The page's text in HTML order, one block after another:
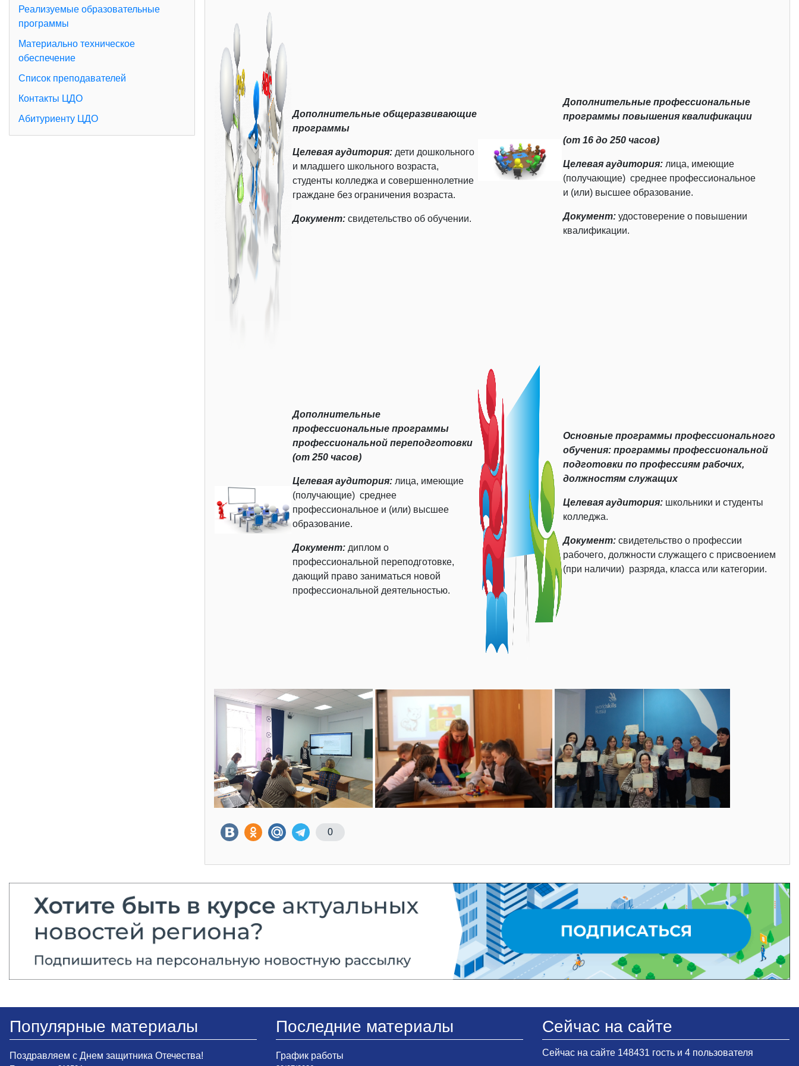
Реализуемые образовательные
программы
Материально техническое
обеспечение
Список преподавателей
Контакты ЦДО
Абитуриенту ЦДО
Дополнительные общеразвивающие
программы
Целевая аудитория:дети дошкольного
и младшего школьного возраста,
студенты колледжа и совершеннолетние
граждане без ограничения возраста.
Документ:свидетельство об обучении.
Дополнительные профессиональные
программы повышения квалификации
(от 16 до 250 часов)
Целевая аудитория:лица, имеющие
(получающие) среднее профессиональное
и (или) высшее образование.
Документ:удостоверение о повышении
квалификации.
Дополнительные
профессиональные программы
профессиональной переподготовки
(от 250 часов)
Целевая аудитория:лица, имеющие
(получающие) среднее
профессиональное и (или) высшее
образование.
Документ:диплом о
профессиональной переподготовке,
дающий право заниматься новой
профессиональной деятельностью.
Основные программы профессионального
обучения: программы профессиональной
подготовки по профессиям рабочих,
должностям служащих
Целевая аудитория:школьники и студенты
колледжа.
Документ:свидетельство о профессии
рабочего, должности служащего с присвоением
(при наличии) разряда, класса или категории.
0
Популярные материалы
Поздравляем с Днем защитника Отечества!
Последние материалы
График работы
Сейчас на сайте
Сейчас на сайте 148431 гость и 4 пользователя